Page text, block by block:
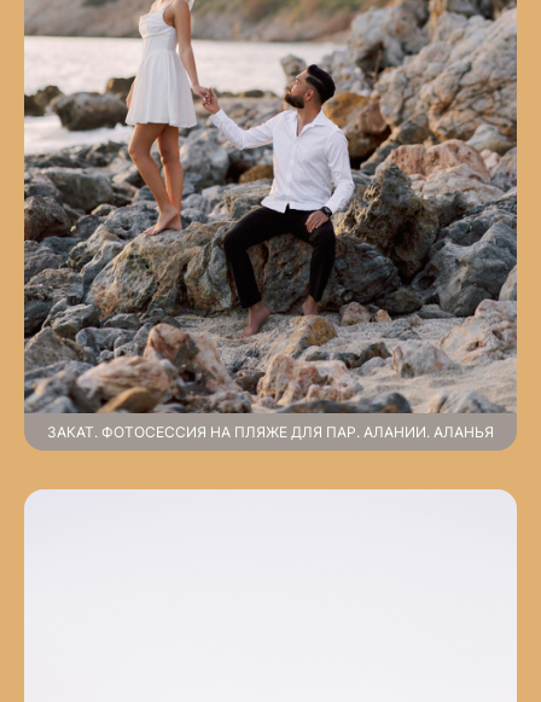
ЗАКАТ. ФОТОСЕССИЯ НА ПЛЯЖЕ ДЛЯ ПАР. АЛАНИИ. АЛАНЬЯ